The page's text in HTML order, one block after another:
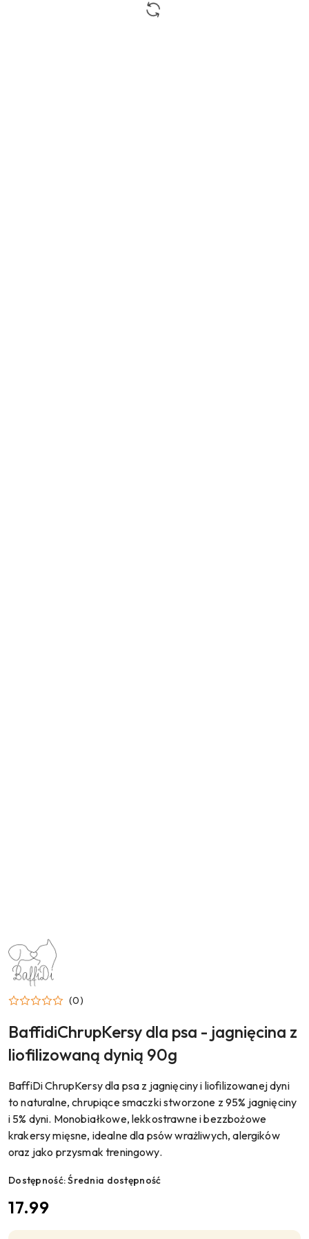
NAZWA
PRODUCENTA:
BAFFIDI
(0)
BaffidiChrupKersy dla psa - jagnięcina z
liofilizowaną dynią 90g
BaffiDi ChrupKersy dla psa z jagnięciny i liofilizowanej dyni
to naturalne, chrupiące smaczki stworzone z 95% jagnięciny
i 5% dyni. Monobiałkowe, lekkostrawne i bezzbożowe
krakersy mięsne, idealne dla psów wrażliwych, alergików
oraz jako przysmak treningowy.
Dostępność:Średnia dostępność
cena:
17.99